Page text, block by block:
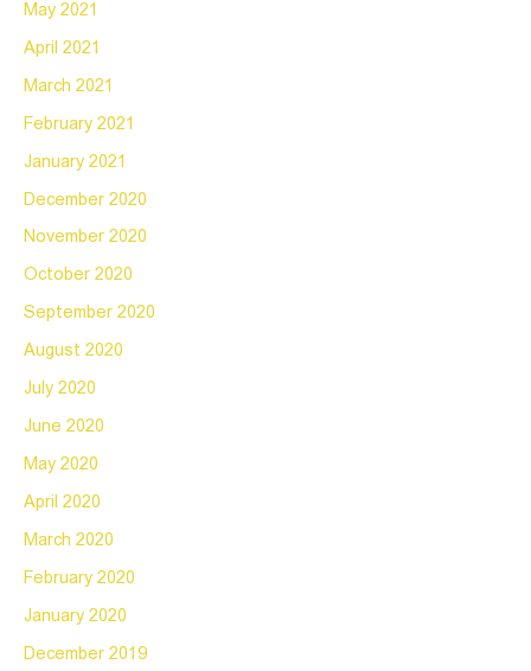
May 2021
April 2021
March 2021
February 2021
January 2021
December 2020
November 2020
October 2020
September 2020
August 2020
July 2020
June 2020
May 2020
April 2020
March 2020
February 2020
January 2020
December 2019